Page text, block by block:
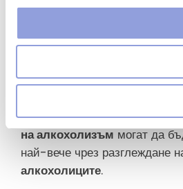
Винаги се започва с едно
така че с течение на
консумираните напитки се
често и посягат към
се „освободят“ от стреса
след тежък ден. В това
на алкохолизъм могат да
най-вече чрез разглеждане
алкохолиците.